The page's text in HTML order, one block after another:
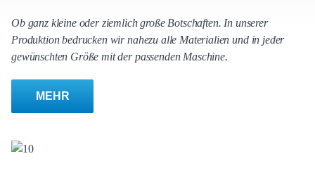
Ob ganz kleine oder ziemlich große Botschaften. In unserer
Produktion bedrucken wir nahezu alle Materialien und in jeder
gewünschten Größe mit der passenden Maschine.
MEHR